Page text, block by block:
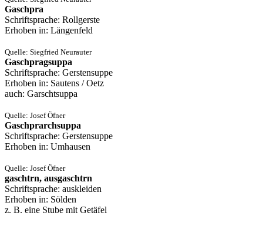
Gaschpra
Schriftsprache: Rollgerste
Erhoben in: Längenfeld
Quelle: Siegfried Neurauter
Gaschpragsuppa
Schriftsprache: Gerstensuppe
Erhoben in: Sautens / Oetz
auch: Garschtsuppa
Quelle: Josef Öfner
Gaschprarchsuppa
Schriftsprache: Gerstensuppe
Erhoben in: Umhausen
Quelle: Josef Öfner
gaschtrn, ausgaschtrn
Schriftsprache: auskleiden
Erhoben in: Sölden
z. B. eine Stube mit Getäfel